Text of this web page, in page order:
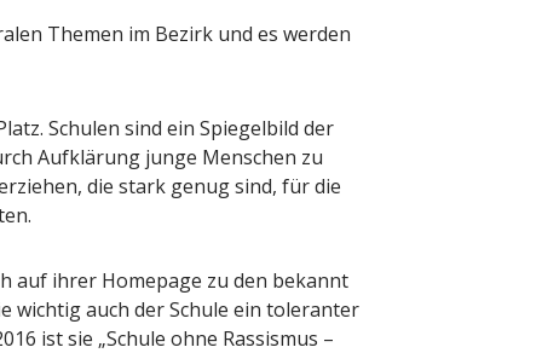
Themen im Bezirk und es werden
Schulen sind ein Spiegelbild der
Aufklärung junge Menschen zu
die stark genug sind, für die
auf ihrer Homepage zu den bekannt
wichtig auch der Schule ein toleranter
ist sie „Schule ohne Rassismus –